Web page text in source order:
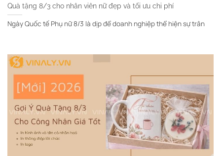
Quà tặng 8/3 cho nhân viên nữ đẹp và tối ưu chi phí
Ngày Quốc tế Phụ nữ 8/3 là dịp để doanh nghiệp thể hiện sự trân